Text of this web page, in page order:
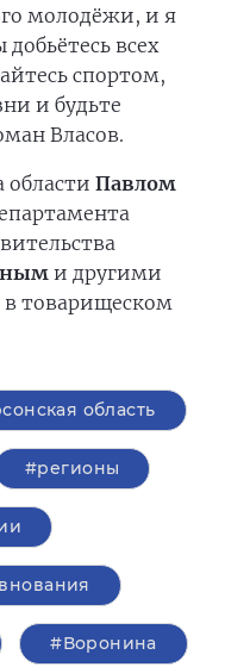
молодёжи, и я
всех
спортом,
и будьте
Власов.
области Павлом
и другими
в товарищеском
область
#регионы
#Воронина